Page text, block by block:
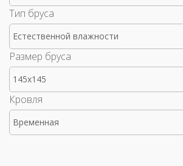
Тип бруса
Естественной влажности
Размер бруса
145x145
Кровля
Временная